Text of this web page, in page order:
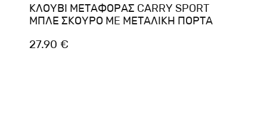
ΚΛΟΥΒΙ ΜΕΤΑΦΟΡΑΣ CARRY SPORT
ΜΠΛΕ ΣΚΟΥΡΟ ME ΜΕΤΑΛΙΚΗ ΠΟΡΤΑ
27.90 €